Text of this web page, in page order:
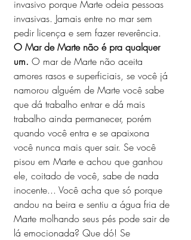
invasivo porque Marte odeia pessoas
invasivas. Jamais entre no mar sem
pedir licença e sem fazer reverência.
O Mar de Marte não é pra qualquer
um. O mar de Marte não aceita
amores rasos e superficiais, se você já
namorou alguém de Marte você sabe
que dá trabalho entrar e dá mais
trabalho ainda permanecer, porém
quando você entra e se apaixona
você nunca mais quer sair. Se você
pisou em Marte e achou que ganhou
ele, coitado de você, sabe de nada
inocente... Você acha que só porque
andou na beira e sentiu a água fria de
Marte molhando seus pés pode sair de
lá emocionada? Que dó! Se